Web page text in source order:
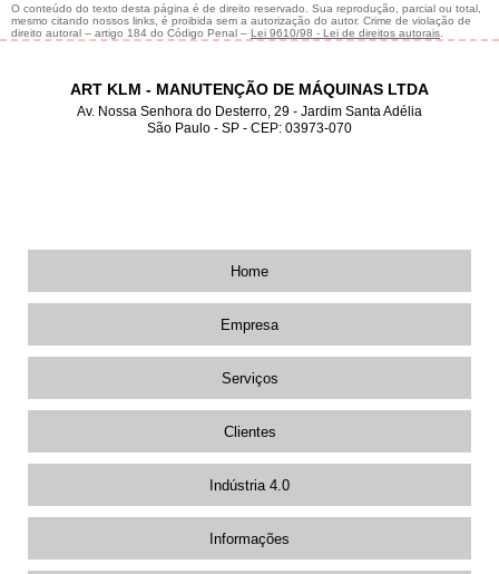
O conteúdo do texto desta página é de direito reservado. Sua reprodução, parcial ou total,
mesmo citando nossos links, é proibida sem a autorização do autor. Crime de violação de
direito autoral – artigo 184 do Código Penal – Lei 9610/98 - Lei de direitos autorais
ART KLM - MANUTENÇÃO DE MÁQUINAS LTDA
Av. Nossa Senhora do Desterro, 29 - Jardim Santa Adélia
São Paulo - SP - CEP: 03973-070
Home
Empresa
Serviços
Clientes
Indústria 4.0
Informações